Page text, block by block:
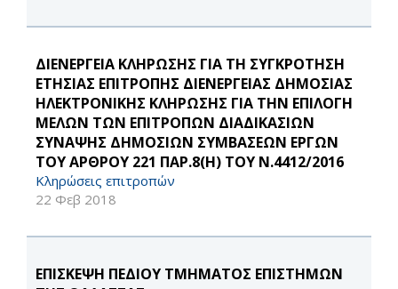
ΔΙΕΝΕΡΓΕΙΑ ΚΛΗΡΩΣΗΣ ΓΙΑ ΤΗ ΣΥΓΚΡΟΤΗΣΗ
ΕΤΗΣΙΑΣ ΕΠΙΤΡΟΠΗΣ ΔΙΕΝΕΡΓΕΙΑΣ ΔΗΜΟΣΙΑΣ
ΗΛΕΚΤΡΟΝΙΚΗΣ ΚΛΗΡΩΣΗΣ ΓΙΑ ΤΗΝ ΕΠΙΛΟΓΗ
ΜΕΛΩΝ ΤΩΝ ΕΠΙΤΡΟΠΩΝ ΔΙΑΔΙΚΑΣΙΩΝ
ΣΥΝΑΨΗΣ ΔΗΜΟΣΙΩΝ ΣΥΜΒΑΣΕΩΝ ΕΡΓΩΝ
ΤΟΥ ΑΡΘΡΟΥ 221 ΠΑΡ.8(Η) ΤΟΥ Ν.4412/2016
Κληρώσεις επιτροπών
22 Φεβ 2018
ΕΠΙΣΚΕΨΗ ΠΕΔΙΟΥ ΤΜΗΜΑΤΟΣ ΕΠΙΣΤΗΜΩΝ